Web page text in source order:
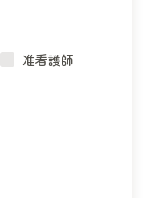
准看護師